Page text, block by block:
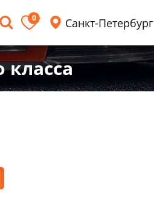
0 Санкт-Петербург
класса